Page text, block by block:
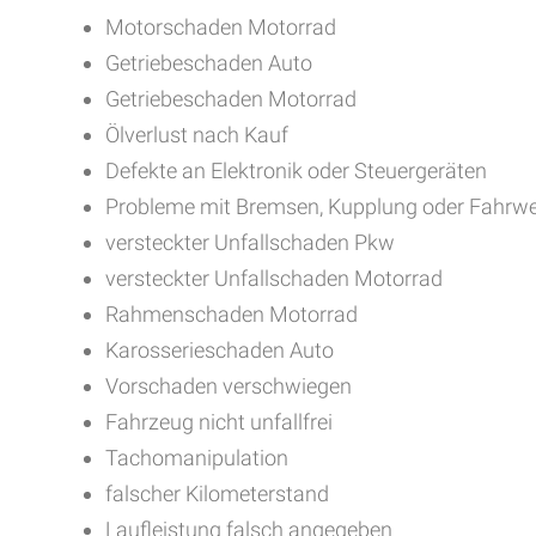
Motorschaden Motorrad
Getriebeschaden Auto
Getriebeschaden Motorrad
Ölverlust nach Kauf
Defekte an Elektronik oder Steuergeräten
Probleme mit Bremsen, Kupplung oder
versteckter Unfallschaden Pkw
versteckter Unfallschaden Motorrad
Rahmenschaden Motorrad
Karosserieschaden Auto
Vorschaden verschwiegen
Fahrzeug nicht unfallfrei
Tachomanipulation
falscher Kilometerstand
Laufleistung falsch angegeben